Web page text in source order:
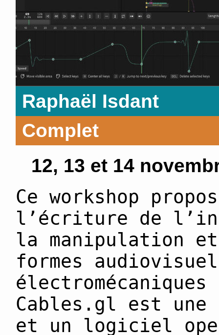
Raphaël Isdant
Complet
12, 13 et 14
Ce workshop
l’écriture de
la manipulation
formes
Cables.gl est
et un logiciel